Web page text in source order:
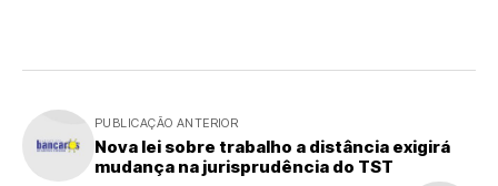
PUBLICAÇÃO ANTERIOR
Nova lei sobre trabalho a distância exigirá
mudança na jurisprudência do TST